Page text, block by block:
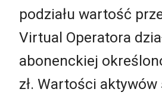
podziału wartość
Virtual Operatora
abonenckiej
zł. Wartości